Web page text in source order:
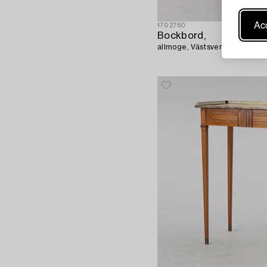
1702760
Bockbord,
allmoge, Västsverige, 1700- /